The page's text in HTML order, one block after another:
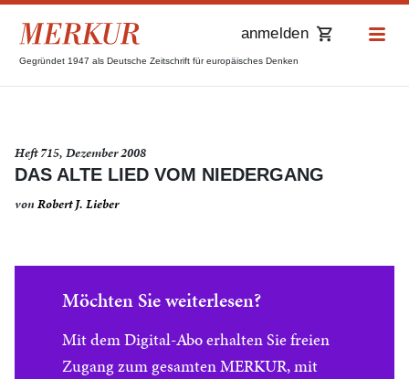
Gegründet 1947 als Deutsche Zeitschrift für europäisches Denken
anmelden
Heft 715, Dezember 2008
DAS ALTE LIED VOM NIEDERGANG
vonRobert J. Lieber
Möchten Sie weiterlesen?
Mit dem Digital-Abo erhalten Sie freien
Zugang zum gesamten MERKUR, mit